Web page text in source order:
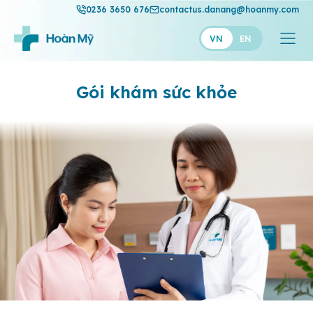
0236 3650 676 contactus.danang@hoanmy.com
VN EN
Gói khám sức khỏe